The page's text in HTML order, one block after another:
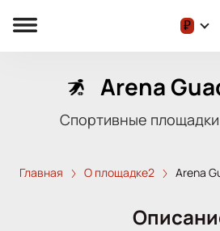
₽
Arena
Спортивные площадки
Главная О площадке2 Arena